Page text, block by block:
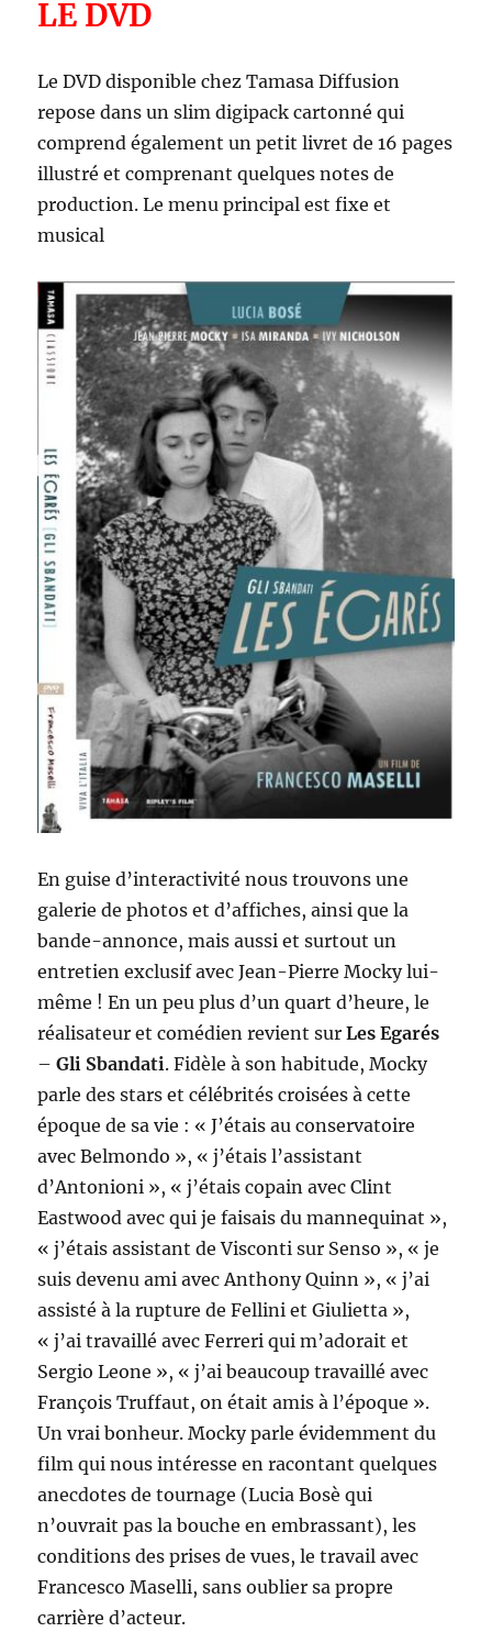
LE DVD
Le DVD disponible chez Tamasa Diffusion
repose dans un slim digipack cartonné qui
comprend également un petit livret de 16 pages
illustré et comprenant quelques notes de
production. Le menu principal est fixe et
musical
En guise d’interactivité nous trouvons une
galerie de photos et d’affiches, ainsi que la
bande-annonce, mais aussi et surtout un
entretien exclusif avec Jean-Pierre Mocky lui-
même ! En un peu plus d’un quart d’heure, le
réalisateur et comédien revient surLes Egarés
–Gli Sbandati. Fidèle à son habitude, Mocky
parle des stars et célébrités croisées à cette
époque de sa vie : « J’étais au conservatoire
avec Belmondo », « j’étais l’assistant
d’Antonioni », « j’étais copain avec Clint
Eastwood avec qui je faisais du mannequinat »,
« j’étais assistant de Visconti sur Senso », « je
suis devenu ami avec Anthony Quinn », « j’ai
assisté à la rupture de Fellini et Giulietta »,
« j’ai travaillé avec Ferreri qui m’adorait et
Sergio Leone », « j’ai beaucoup travaillé avec
François Truffaut, on était amis à l’époque ».
Un vrai bonheur. Mocky parle évidemment du
film qui nous intéresse en racontant quelques
anecdotes de tournage (Lucia Bosè qui
n’ouvrait pas la bouche en embrassant), les
conditions des prises de vues, le travail avec
Francesco Maselli, sans oublier sa propre
carrière d’acteur.